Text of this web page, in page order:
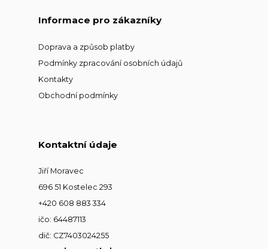
Informace pro zákazníky
Doprava a způsob platby
Podmínky zpracování osobních údajů
Kontakty
Obchodní podmínky
Kontaktní údaje
Jiří Moravec
696 51 Kostelec 293
+420 608 883 334
ičo: 64487113
dič: CZ7403024255